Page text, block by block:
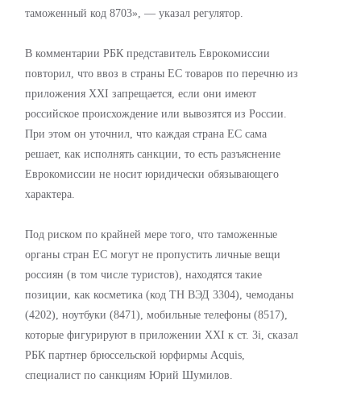
таможенный код 8703», — указал регулятор.
В комментарии РБК представитель Еврокомиссии
повторил, что ввоз в страны ЕС товаров по перечню из
приложения XXI запрещается, если они имеют
российское происхождение или вывозятся из России.
При этом он уточнил, что каждая страна ЕС сама
решает, как исполнять санкции, то есть разъяснение
Еврокомиссии не носит юридически обязывающего
характера.
Под риском по крайней мере того, что таможенные
органы стран ЕС могут не пропустить личные вещи
россиян (в том числе туристов), находятся такие
позиции, как косметика (код ТН ВЭД 3304), чемоданы
(4202), ноутбуки (8471), мобильные телефоны (8517),
которые фигурируют в приложении XXI к ст. 3i, сказал
РБК партнер брюссельской юрфирмы Acquis,
специалист по санкциям Юрий Шумилов.